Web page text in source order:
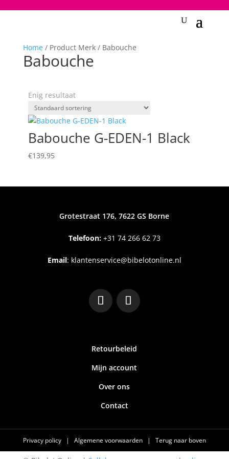
Home/ Product Merk / Babouche
Babouche
Enig resultaat
Babouche G-EDEN-1 Black
€139,95
Grotestraat 176, 7622 GS Borne
Telefoon:+31 74 266 62 73
Email: klantenservice@bibelotonline.nl
Retourbeleid
Mijn account
Over ons
Contact
Privacy policy | Algemene voorwaarden | Terug naar boven